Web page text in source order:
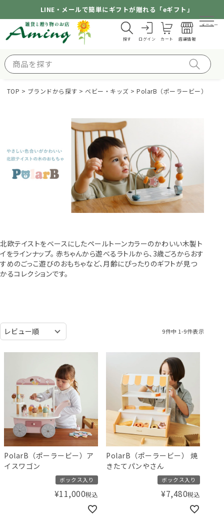
LINE・メールで簡単にギフトが贈れる「eギフト」
探す ログイン カート 店舗情報
メニュー
TOP ブランドから探す ベビー・キッズ PolarB（ポーラービー）
北欧テイストをベースにしたペールトーンカラーのかわいい木製ト
イをラインナップ。 赤ちゃんから遊べるラトルから、3歳ごろからおす
すめのごっこ遊びのおもちゃなど、月齢にぴったりのギフトが見つ
かるコレクションです。
9件中 1-9件表示
PolarB（ポーラービー）ア
イスワゴン
ボックス入り
¥11,000税込
PolarB（ポーラービー） 焼
きたてパンやさん
ボックス入り
¥7,480税込